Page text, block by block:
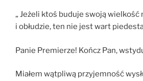
„ Jeżeli ktoś buduje swoją wielkość
i obłudzie, ten nie jest wart
Panie Premierze! Kończ Pan,
Miałem wątpliwą przyjemność